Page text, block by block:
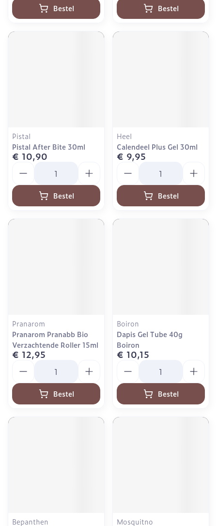
Bestel Bestel
Pistal
Pistal After Bite 30ml
€ 10,90
Bestel
Heel
Calendeel Plus Gel 30ml
€ 9,95
Bestel
Pranarom
Pranarom Pranabb Bio
Verzachtende Roller 15ml
€ 12,95
Bestel
Boiron
Dapis Gel Tube 40g
Boiron
€ 10,15
Bestel
Bepanthen Mosquitno